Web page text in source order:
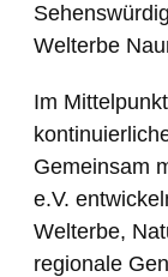
Welterbe
Im
Gemeinsam
e.V.
Welterbe,
regionale